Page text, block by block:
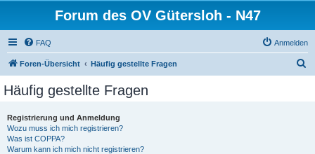
Forum des OV Gütersloh - N47
FAQ Anmelden
Foren-Übersicht Häufig gestellte Fragen
Häufig gestellte Fragen
Registrierung und Anmeldung
Wozu muss ich mich registrieren?
Was ist COPPA?
Warum kann ich mich nicht registrieren?